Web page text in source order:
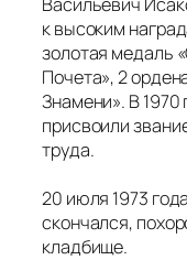
к высоким
золотая медаль
Почета», 2
Знамени». В 1970
присвоили
труда.
20 июля 1973
скончался,
кладбище.